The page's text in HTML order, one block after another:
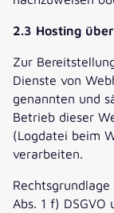
2.3 Hosting
Zur
Dienste von
genannten und
Betrieb dieser
(Logdatei beim
verarbeiten.
Abs. 1 f)